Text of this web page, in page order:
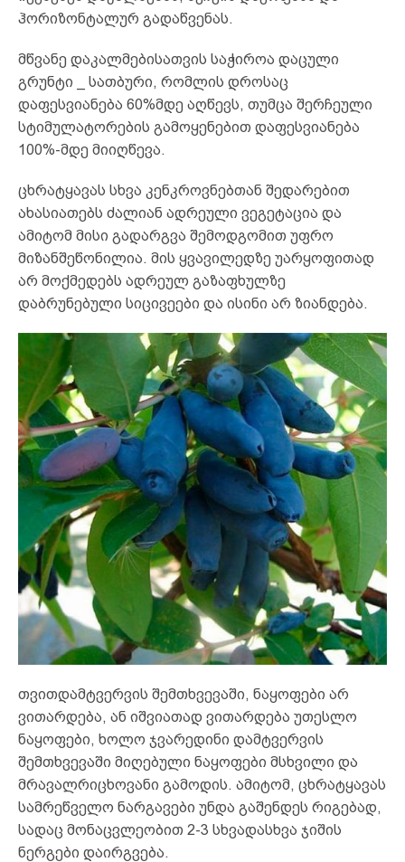
ჰორიზონტალურ გადაწვენას.
მწვანე დაკალმებისათვის საჭიროა დაცული
გრუნტი _ სათბური, რომლის დროსაც
დაფესვიანება 60%მდე აღწევს, თუმცა შერჩეული
სტიმულატორების გამოყენებით დაფესვიანება
100%-მდე მიიღწევა.
ცხრატყავას სხვა კენკროვნებთან შედარებით
ახასიათებს ძალიან ადრეული ვეგეტაცია და
ამიტომ მისი გადარგვა შემოდგომით უფრო
მიზანშეწონილია. მის ყვავილედზე უარყოფითად
არ მოქმედებს ადრეულ გაზაფხულზე
დაბრუნებული სიცივეები და ისინი არ ზიანდება.
თვითდამტვერვის შემთხვევაში, ნაყოფები არ
ვითარდება, ან იშვიათად ვითარდება უთესლო
ნაყოფები, ხოლო ჯვარედინი დამტვერვის
შემთხვევაში მიღებული ნაყოფები მსხვილი და
მრავალრიცხოვანი გამოდის. ამიტომ, ცხრატყავას
სამრეწველო ნარგავები უნდა გაშენდეს რიგებად,
სადაც მონაცვლეობით 2-3 სხვადასხვა ჯიშის
ნერგები დაირგვება.